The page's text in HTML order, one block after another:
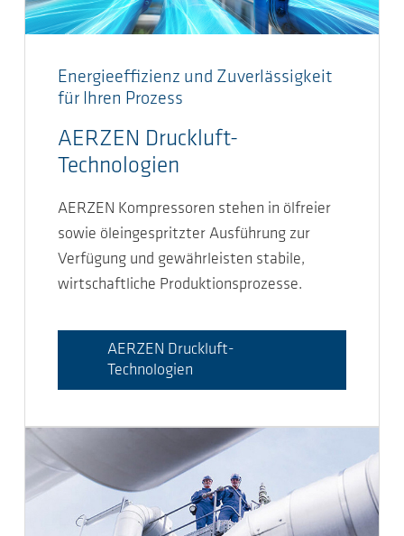
Energieeffizienz und Zuverlässigkeit
für Ihren Prozess
AERZEN Druckluft-
Technologien
AERZEN Kompressoren stehen in ölfreier
sowie öleingespritzter Ausführung zur
Verfügung und gewährleisten stabile,
wirtschaftliche Produktionsprozesse.
AERZEN Druckluft-
Technologien